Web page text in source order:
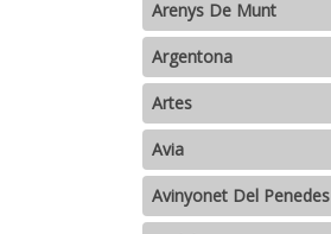
Arenys De Munt
Argentona
Artes
Avia
Avinyonet Del Penedes